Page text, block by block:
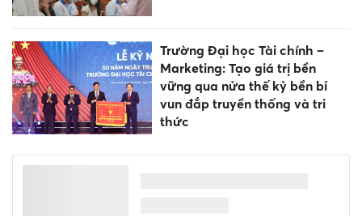
Trường Đại học Tài chính –
Marketing: Tạo giá trị bền
vững qua nửa thế kỷ bền bỉ
vun đắp truyền thống và tri
thức